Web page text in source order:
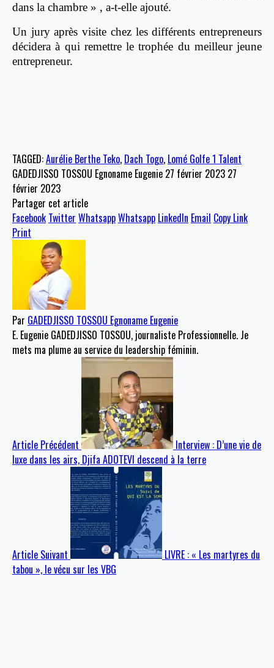
dans la chambre » , a-t-elle ajouté.
Un jury après visite chez les différents entrepreneurs
décidera à qui remettre le trophée du meilleur jeune
entrepreneur.
TAGGED:Aurélie Berthe Teko, Dach Togo, Lomé Golfe 1 Talent
GADEDJISSO TOSSOU Egnoname Eugenie 27 février 2023 27
février 2023
Partager cet article
Facebook Twitter WhatsappWhatsapp LinkedIn Email Copy Link
Print
Par GADEDJISSO TOSSOU Egnoname Eugenie
E. Eugenie GADEDJISSO TOSSOU, journaliste Professionnelle. Je
mets ma plume au service du leadership féminin.
Article Précédent
Interview : D’une vie de
luxe dans les airs, Djifa ADOTEVI descend à la terre
Article Suivant
LIVRE : « Les martyres du
tabou », le vécu sur les VBG